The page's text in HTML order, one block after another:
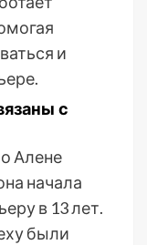
и
с
Алене
начала
в 13 лет.
были